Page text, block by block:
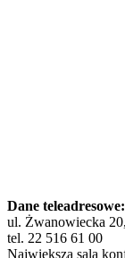
Dane teleadresowe:
ul. Żwanowiecka
tel. 22 516 61 00
Największa sala